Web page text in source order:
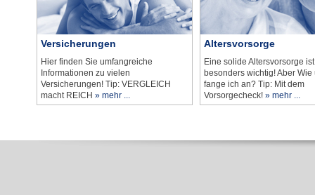
Versicherungen
Hier finden Sie umfangreiche
Informationen zu vielen
Versicherungen! Tip: VERGLEICH
macht REICH » mehr ...
Altersvorsorge
Eine solide Altersvorsorge ist
besonders wichtig! Aber Wie
fange ich an? Tip: Mit dem
Vorsorgecheck! » mehr ...